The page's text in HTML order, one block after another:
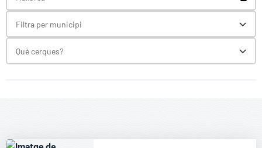
Filtra per municipi
Què cerques?